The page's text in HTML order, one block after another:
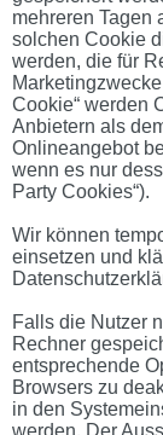
mehreren Tagen
solchen Cookie
werden, die für
Cookie“ werden
Anbietern als
Onlineangebot
wenn es nur
Party Cookies“).
Wir können
einsetzen und
Falls die Nutzer
Rechner
entsprechende
Browsers zu
in den
werden. Der